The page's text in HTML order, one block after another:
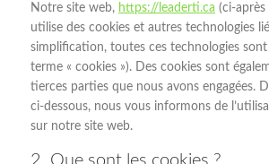
Notre site web, https://leaderti.ca (ci-après
utilise des cookies et autres technologies
simplification, toutes ces technologies sont
terme « cookies »). Des cookies sont
tierces parties que nous avons engagées.
ci-dessous, nous vous informons de
sur notre site web.
2. Que sont les cookies ?